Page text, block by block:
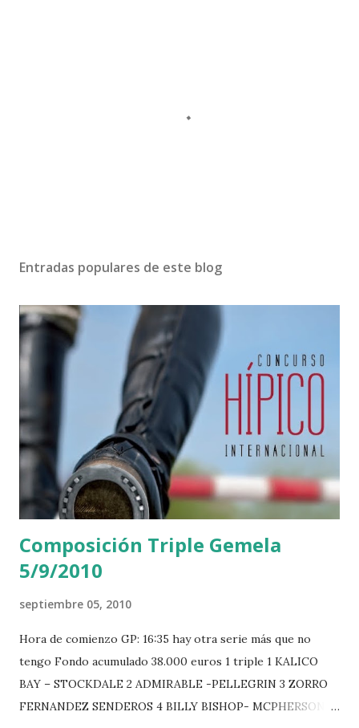
b
c
a
n
o
m
e
n
t
a
i
o
Entradas populares de este blog
Composición Triple Gemela
5/9/2010
septiembre 05, 2010
Hora de comienzo GP: 16:35 hay otra serie más que no
tengo Fondo acumulado 38.000 euros 1 triple 1 KALICO
BAY – STOCKDALE 2 ADMIRABLE -PELLEGRIN 3 ZORRO
FERNANDEZ SENDEROS 4 BILLY BISHOP- MCPHERSON 5